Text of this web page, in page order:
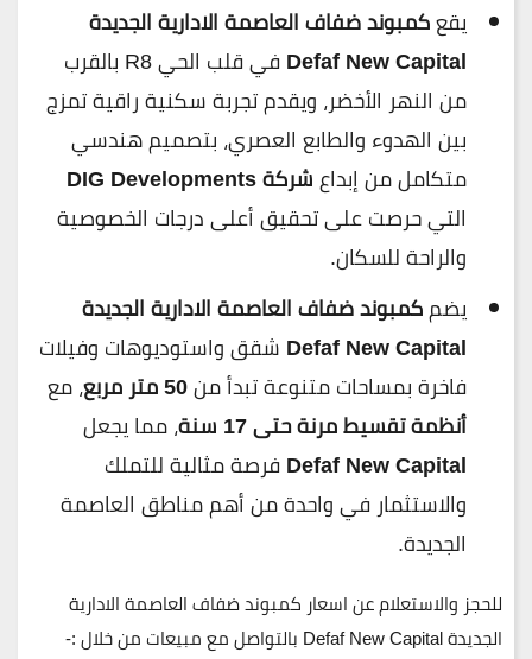
يقعكمبوند ضفاف العاصمة الادارية الجديدة
Defaf New Capital
في قلب الحي R8 بالقرب
من النهر الأخضر، ويقدم تجربة سكنية راقية تمزج
بين الهدوء والطابع العصري، بتصميم هندسي
متكامل من إبداعشركة DIG Developments
التي حرصت على تحقيق أعلى درجات الخصوصية
والراحة للسكان.
يضمكمبوند ضفاف العاصمة الادارية الجديدة
Defaf New Capital شقق واستوديوهات وفيلات
فاخرة بمساحات متنوعة تبدأ من50 متر مربع
، مع
أنظمة تقسيط مرنة حتى 17 سنة
، مما يجعل
Defaf New Capitalفرصة مثالية للتملك
والاستثمار في واحدة من أهم مناطق العاصمة
الجديدة.
للحجز والاستعلام عن اسعار كمبوند ضفاف العاصمة الادارية
الجديدة Defaf New Capital بالتواصل مع مبيعات من خلال :-